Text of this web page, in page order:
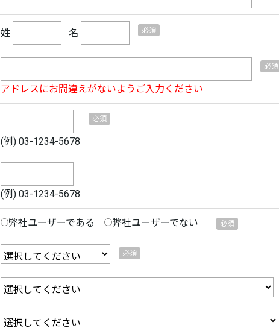
姓 名
アドレスにお間違えがないようご入力ください
(例) 03-1234-5678
(例) 03-1234-5678
弊社ユーザーである 弊社ユーザーでない